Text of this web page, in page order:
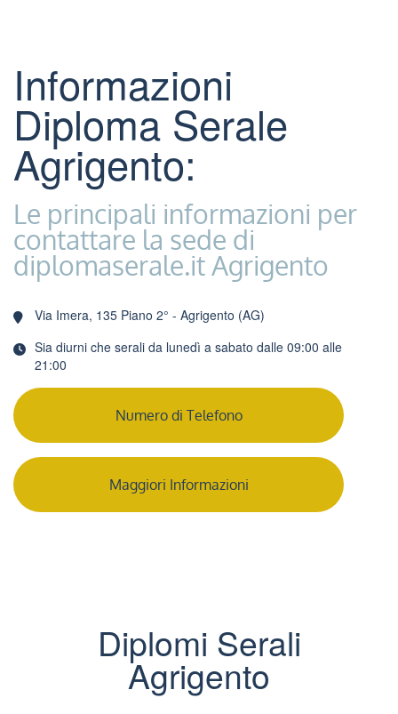
Informazioni
Diploma Serale
Agrigento:
Le principali informazioni per
contattare la sede di
diplomaserale.it Agrigento
Via Imera, 135 Piano 2° - Agrigento (AG)
Sia diurni che serali da lunedì a sabato dalle 09:00 alle
21:00
Numero di Telefono
Maggiori Informazioni
Diplomi Serali
Agrigento